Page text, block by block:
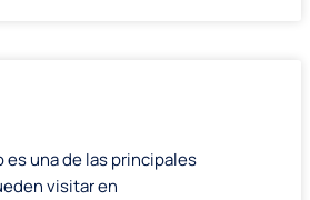
es una de las principales
visitar en